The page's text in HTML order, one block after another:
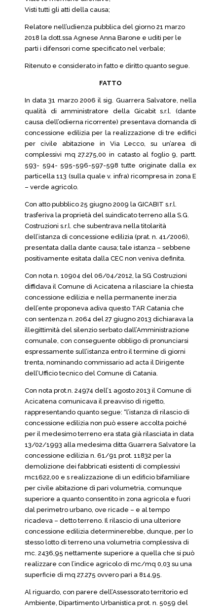
Visti tutti gli atti della causa;
Relatore nell’udienza pubblica del giorno 21 marzo
2018 la dott.ssa Agnese Anna Barone e uditi per le
parti i difensori come specificato nel verbale;
Ritenuto e considerato in fatto e diritto quanto segue.
FATTO
In data 31 marzo 2006 il sig. Guarrera Salvatore, nella
qualità di amministratore della Gicabit s.r.l. (dante
causa dell’odierna ricorrente) presentava domanda di
concessione edilizia per la realizzazione di tre edifici
per civile abitazione in Via Lecco, su un’area di
complessivi mq 27.275,00 in catasto al foglio 9, partt.
593- 594- 595-596-597-598 tutte originate dalla ex
particella 113 (sulla quale v. infra) ricompresa in zona E
– verde agricolo.
Con atto pubblico 25 giugno 2009 la GICABIT s.r.l.
trasferiva la proprietà del suindicato terreno alla S.G.
Costruzioni s.r.l. che subentrava nella titolarità
dell’istanza di concessione edilizia (prat. n. 41/2006),
presentata dalla dante causa; tale istanza – sebbene
positivamente esitata dalla CEC non veniva definita.
Con nota n. 10904 del 06/04/2012, la SG Costruzioni
diffidava il Comune di Acicatena a rilasciare la chiesta
concessione edilizia e nella permanente inerzia
dell’ente proponeva adiva questo TAR Catania che
con sentenza n. 2064 del 27 giugno 2013 dichiarava la
illegittimità del silenzio serbato dall’Amministrazione
comunale, con conseguente obbligo di pronunciarsi
espressamente sull’istanza entro il termine di giorni
trenta, nominando commissario ad acta il Dirigente
dell’Ufficio tecnico del Comune di Catania.
Con nota prot.n. 24974 dell’1 agosto 2013 il Comune di
Acicatena comunicava il preavviso di rigetto,
rappresentando quanto segue: “l’istanza di rilascio di
concessione edilizia non può essere accolta poiché
per il medesimo terreno era stata già rilasciata in data
13/02/1993 alla medesima ditta Guarrera Salvatore la
concessione edilizia n. 61/91 prot. 11832 per la
demolizione dei fabbricati esistenti di complessivi
mc1622,00 e s realizzazione di un edificio bifamiliare
per civile abitazione di pari volumetria, comunque
superiore a quanto consentito in zona agricola e fuori
dal perimetro urbano, ove ricade – e al tempo
ricadeva – detto terreno. Il rilascio di una ulteriore
concessione edilizia determinerebbe, dunque, per lo
stesso lotto di terreno una volumetria complessiva di
mc. 2436,95 nettamente superiore a quella che si può
realizzare con l’indice agricolo di mc/mq 0,03 su una
superficie di mq 27.275 ovvero pari a 814,95.
Al riguardo, con parere dell’Assessorato territorio ed
Ambiente, Dipartimento Urbanistica prot. n. 5059 del